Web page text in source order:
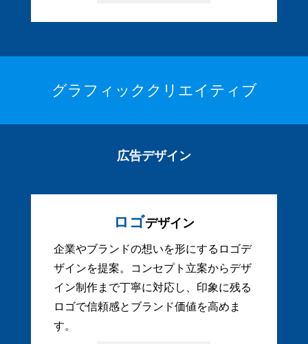
グラフィッククリエイティブ
広告デザイン
ロゴデザイン
企業やブランドの想いを形にするロゴデ
ザインを提案。コンセプト立案からデザ
イン制作まで丁寧に対応し、印象に残る
ロゴで信頼感とブランド価値を高めま
す。